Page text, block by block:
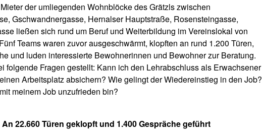
der umliegenden Wohnblöcke des Grätzls zwischen
Gschwandnergasse, Hernalser Hauptstraße, Rosensteingasse,
ließen sich rund um Beruf und Weiterbildung im Vereinslokal von
Teams waren zuvor ausgeschwärmt, klopften an rund 1.200 Türen,
und luden interessierte Bewohnerinnen und Bewohner zur Beratung.
folgende Fragen gestellt: Kann ich den Lehrabschluss als Erwachsener
Arbeitsplatz absichern? Wie gelingt der Wiedereinstieg in den Job?
meinem Job unzufrieden bin?
22.660 Türen geklopft und 1.400 Gespräche geführt